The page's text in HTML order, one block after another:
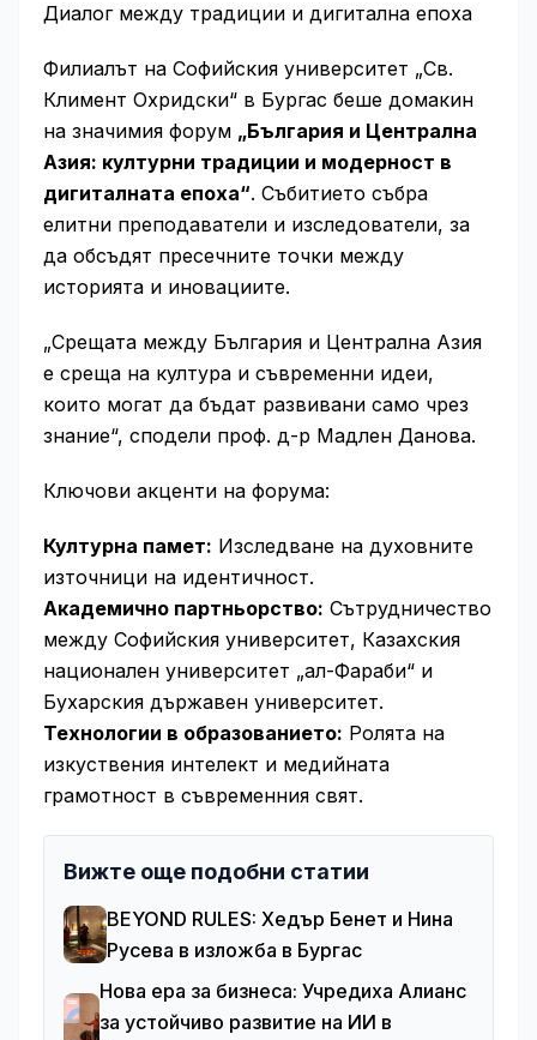
Диалог между традиции и дигитална епоха
Филиалът на Софийския университет „Св.
Климент Охридски“ в Бургас беше домакин
на значимия форум „България и Централна
Азия: културни традиции и модерност в
дигиталната епоха“. Събитието събра
елитни преподаватели и изследователи, за
да обсъдят пресечните точки между
историята и иновациите.
„Срещата между България и Централна Азия
е среща на култура и съвременни идеи,
които могат да бъдат развивани само чрез
знание“, сподели проф. д-р Мадлен Данова.
Ключови акценти на форума:
Културна памет: Изследване на духовните
източници на идентичност.
Академично партньорство: Сътрудничество
между Софийския университет, Казахския
национален университет „ал-Фараби“ и
Бухарския държавен университет.
Технологии в образованието: Ролята на
изкуствения интелект и медийната
грамотност в съвременния свят.
Вижте още подобни статии
BEYOND RULES: Хедър Бенет и Нина
Русева в изложба в Бургас
Нова ера за бизнеса: Учредиха Алианс
за устойчиво развитие на ИИ в